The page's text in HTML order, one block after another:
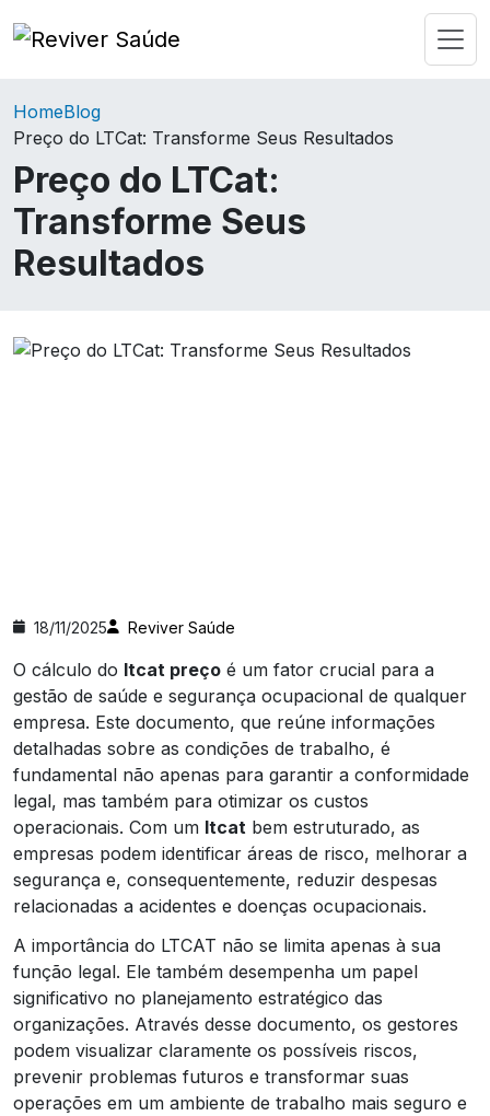
HomeBlog
Preço do LTCat: Transforme Seus Resultados
Preço do LTCat:
Transforme Seus
Resultados
18/11/2025 Reviver Saúde
O cálculo do ltcat preço é um fator crucial para a
gestão de saúde e segurança ocupacional de qualquer
empresa. Este documento, que reúne informações
detalhadas sobre as condições de trabalho, é
fundamental não apenas para garantir a conformidade
legal, mas também para otimizar os custos
operacionais. Com um ltcat bem estruturado, as
empresas podem identificar áreas de risco, melhorar a
segurança e, consequentemente, reduzir despesas
relacionadas a acidentes e doenças ocupacionais.
A importância do LTCAT não se limita apenas à sua
função legal. Ele também desempenha um papel
significativo no planejamento estratégico das
organizações. Através desse documento, os gestores
podem visualizar claramente os possíveis riscos,
prevenir problemas futuros e transformar suas
operações em um ambiente de trabalho mais seguro e